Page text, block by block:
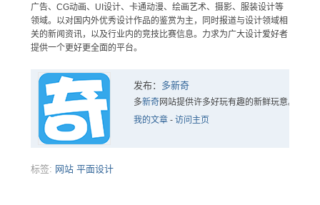
广告、CG动画、UI设计、卡通动漫、绘画艺术、摄影、服装设计等
领域。以对国内外优秀设计作品的鉴赏为主，同时报道与设计领域相
关的新闻资讯，以及行业内的竞技比赛信息。力求为广大设计爱好者
提供一个更好更全面的平台。
发布： 多新奇
多新奇网站提供许多好玩有趣的新鲜玩意。
我的文章- 访问主页
标签: 网站 平面设计